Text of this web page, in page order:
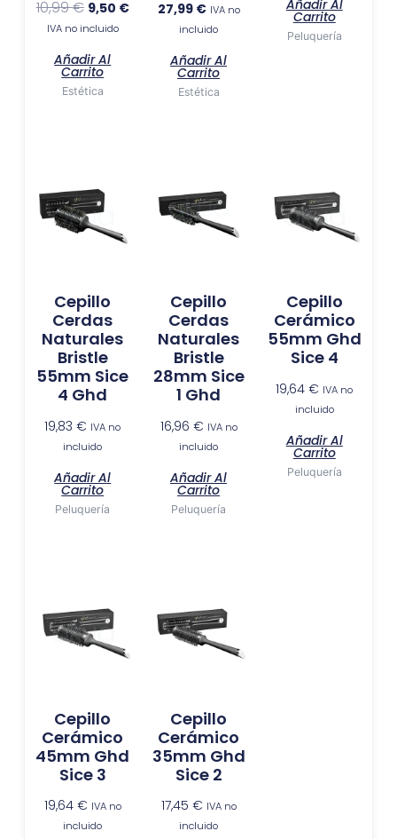
10,99€ 9,50 €
IVA no incluido
Añadir Al
Carrito
Estética
27,99 € IVA no
incluido
Añadir Al
Carrito
Estética
Añadir Al
Carrito
Peluquería
Cepillo
Cerdas
Naturales
Bristle
55mm Sice
4 Ghd
19,83€ IVA no
incluido
Añadir Al
Carrito
Peluquería
Cepillo
Cerdas
Naturales
Bristle
28mm Sice
1 Ghd
16,96 € IVA no
incluido
Añadir Al
Carrito
Peluquería
Cepillo
Cerámico
55mm Ghd
Sice 4
19,64€ IVA no
incluido
Añadir Al
Carrito
Peluquería
Cepillo
Cerámico
45mm Ghd
Sice 3
19,64 € IVA no
incluido
Cepillo
Cerámico
35mm Ghd
Sice 2
17,45 € IVA no
incluido